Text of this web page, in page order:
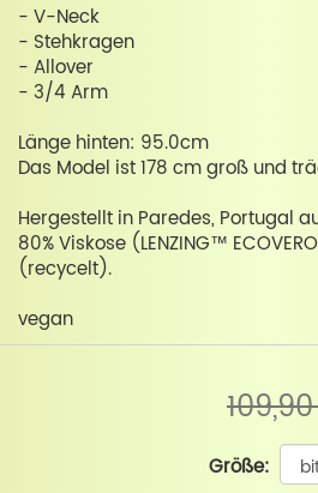
- V-Neck
- Stehkragen
- Allover
- 3/4 Arm
Länge hinten: 95.0cm
Das Model ist 178 cm groß und
Hergestellt in Paredes, Portugal
80% Viskose (LENZING™
(recycelt).
vegan
Größe: